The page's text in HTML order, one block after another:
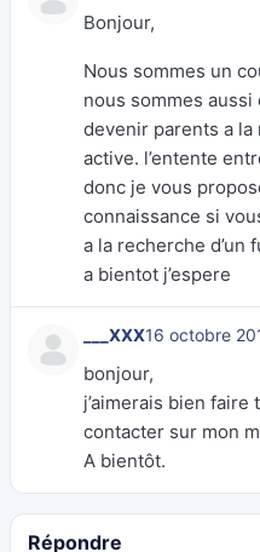
Bonjour,
Nous sommes un
nous sommes
devenir parents a la
active. l’entente
donc je vous
connaissance si
a la recherche d’un
a bientot j’espere
___XXX16 octobre
bonjour,
j’aimerais bien faire
contacter sur mon
A bientôt.
Répondre